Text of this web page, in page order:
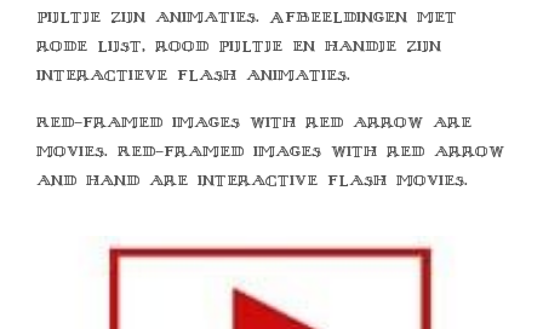
pijltje zijn animaties. Afbeeldingen met
rode lijst, rood pijltje en handje zijn
interactieve flash animaties.
Red-framed images with red arrow are
movies. Red-framed images with red arrow
and hand are interactive flash movies.